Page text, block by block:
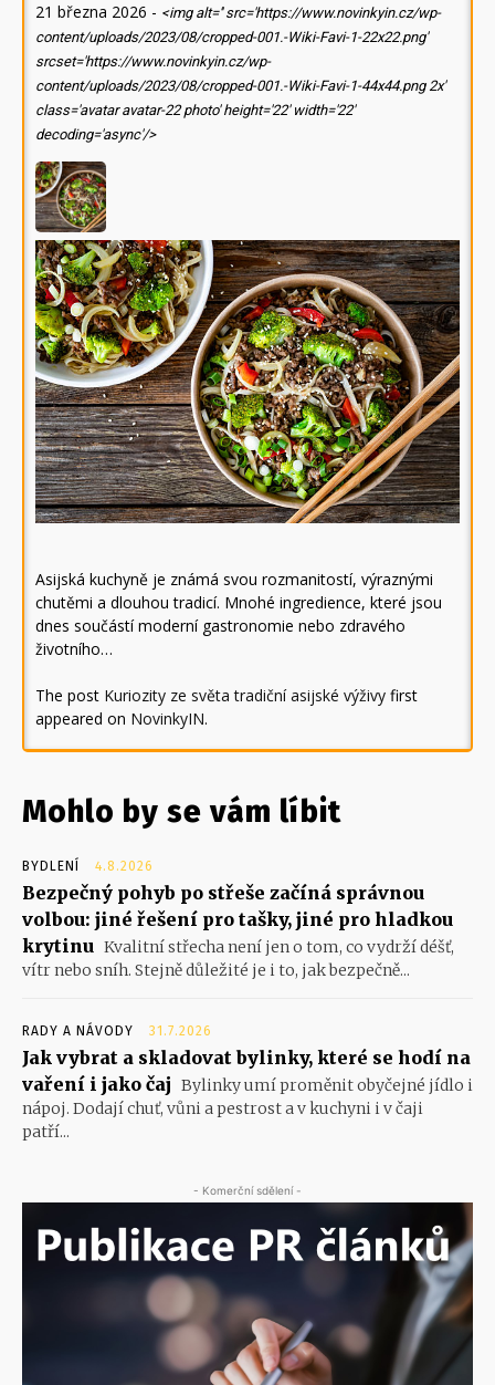
21 března 2026 - <img alt='' src='https://www.novinkyin.cz/wp-
content/uploads/2023/08/cropped-001.-Wiki-Favi-1-22x22.png'
srcset='https://www.novinkyin.cz/wp-
content/uploads/2023/08/cropped-001.-Wiki-Favi-1-44x44.png 2x'
class='avatar avatar-22 photo' height='22' width='22'
decoding='async'/>
Asijská kuchyně je známá svou rozmanitostí, výraznými
chutěmi a dlouhou tradicí. Mnohé ingredience, které jsou
dnes součástí moderní gastronomie nebo zdravého
životního…
The post Kuriozity ze světa tradiční asijské výživy first
appeared on NovinkyIN.
Mohlo by se vám líbit
BYDLENÍ 4.8.2026
Bezpečný pohyb po střeše začíná správnou
volbou: jiné řešení pro tašky, jiné pro hladkou
krytinu Kvalitní střecha není jen o tom, co vydrží déšť,
vítr nebo sníh. Stejně důležité je i to, jak bezpečně...
RADY A NÁVODY 31.7.2026
Jak vybrat a skladovat bylinky, které se hodí na
vaření i jako čaj Bylinky umí proměnit obyčejné jídlo i
nápoj. Dodají chuť, vůni a pestrost a v kuchyni i v čaji
patří...
- Komerční sdělení -